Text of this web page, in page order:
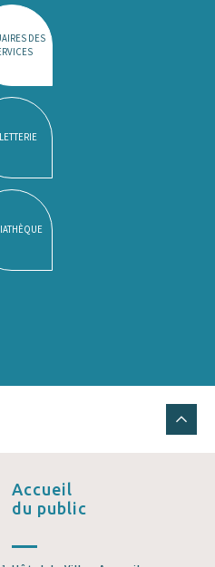
DES
Accueil
du public